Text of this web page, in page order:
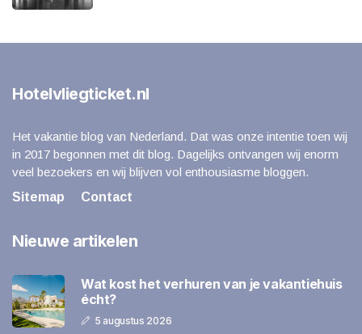
Hotelvliegticket.nl
Het vakantie blog van Nederland. Dat was onze intentie toen wij
in 2017 begonnen met dit blog. Dagelijks ontvangen wij enorm
veel bezoekers en wij blijven vol enthousiasme bloggen.
Sitemap
Contact
Nieuwe artikelen
Wat kost het verhuren van je vakantiehuis
écht?
5 augustus 2026